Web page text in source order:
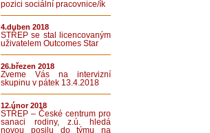
pozici sociální pracovnice/ík
4.duben 2018
STŘEP se stal licencovaným
uživatelem Outcomes Star
26.březen 2018
Zveme Vás na intervizní
skupinu v pátek 13.4.2018
12.únor 2018
STŘEP – České centrum pro
sanaci rodiny, z.ú. hledá
novou posilu do týmu na